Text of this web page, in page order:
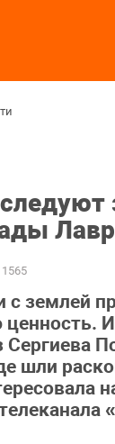
1565
с землей
Сергиева
шли